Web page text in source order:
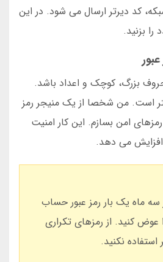
کد دیرتر ارسال می شود. در این
بزنید.
حروف بزرگ، کوچک و اعداد باشد.
رمز ۸ کاراکتر است. من شخصا از یک منیجر رمز
امن بسازم. این کار امنیت
می دهد.
ماه یک بار رمز عبور حساب
90 خود را عوض کنید. از رمزهای تکراری
نکنید.